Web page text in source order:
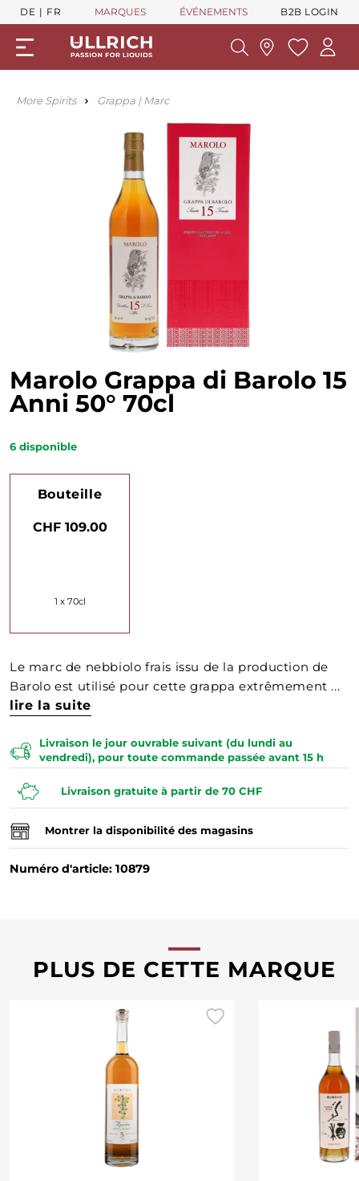
DE FR MARQUES ÉVÉNEMENTS B2B LOGIN
More Spirits Grappa | Marc
Marolo Grappa di Barolo 15
Anni 50° 70cl
6 disponible
Bouteille
CHF 109.00
1 x 70cl
Le marc de nebbiolo frais issu de la production de
Barolo est utilisé pour cette grappa extrêmement ...
lire la suite
Livraison le jour ouvrable suivant (du lundi au
vendredi), pour toute commande passée avant 15 h
Livraison gratuite à partir de 70 CHF
Montrer la disponibilité des magasins
Numéro d'article: 10879
PLUS DE CETTE MARQUE